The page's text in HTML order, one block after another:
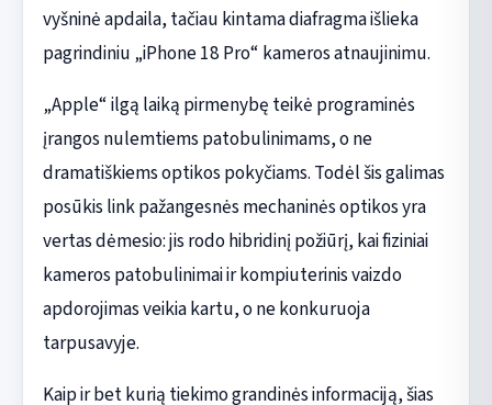
vyšninė apdaila, tačiau kintama diafragma išlieka
pagrindiniu „iPhone 18 Pro“ kameros atnaujinimu.
„Apple“ ilgą laiką pirmenybę teikė programinės
įrangos nulemtiems patobulinimams, o ne
dramatiškiems optikos pokyčiams. Todėl šis galimas
posūkis link pažangesnės mechaninės optikos yra
vertas dėmesio: jis rodo hibridinį požiūrį, kai fiziniai
kameros patobulinimai ir kompiuterinis vaizdo
apdorojimas veikia kartu, o ne konkuruoja
tarpusavyje.
Kaip ir bet kurią tiekimo grandinės informaciją, šias